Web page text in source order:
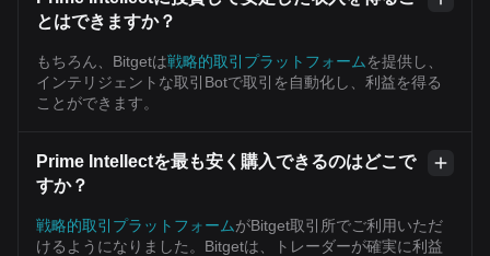
とはできますか？
もちろん、Bitgetは戦略的取引プラットフォーム を提供し、
インテリジェントな取引Botで取引を自動化し、利益を得る
ことができます。
Prime Intellectを最も安く購入できるのはどこで
すか？
戦略的取引プラットフォームがBitget取引所でご利用いただ
けるようになりました。Bitgetは、トレーダーが確実に利益